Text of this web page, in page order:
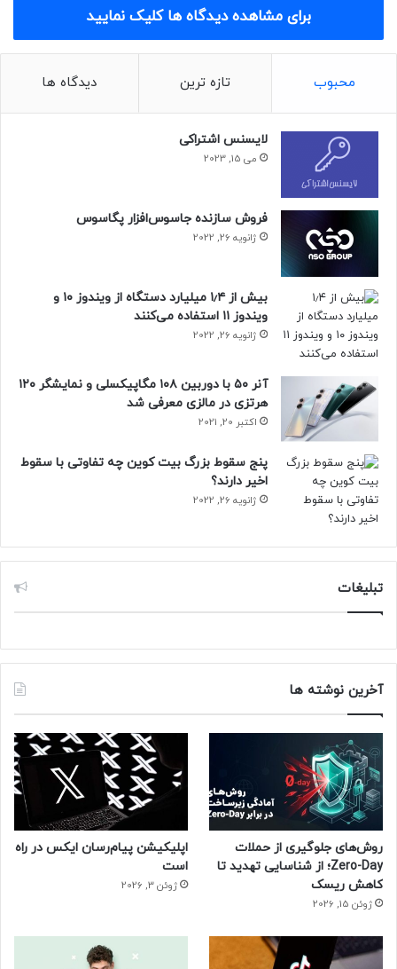
موبایل در ارتباط باشند.برای مشاهده دیدگاه ها کلیک نمایید
محبوب تازه ترین دیدگاه ها
لایسنس اشتراکی
می 15, 2023
فروش سازنده جاسوس‌افزار پگاسوس
ژانویه 26, 2022
بیش از ۱٫۴ میلیارد دستگاه از ویندوز ۱۰ و
ویندوز ۱۱ استفاده می‌کنند
ژانویه 26, 2022
آنر ۵۰ با دوربین ۱۰۸ مگاپیکسلی و نمایشگر ۱۲۰
هرتزی در مالزی معرفی شد
اکتبر 20, 2021
پنج سقوط بزرگ بیت کوین چه تفاوتی با سقوط
اخیر دارند؟
ژانویه 26, 2022
تبلیغات
آخرین نوشته ها
روش‌های جلوگیری از حملات
Zero-Day؛ از شناسایی تهدید تا
کاهش ریسک
ژوئن 15, 2026
اپلیکیشن پیام‌رسان ایکس در راه
است
ژوئن 3, 2026